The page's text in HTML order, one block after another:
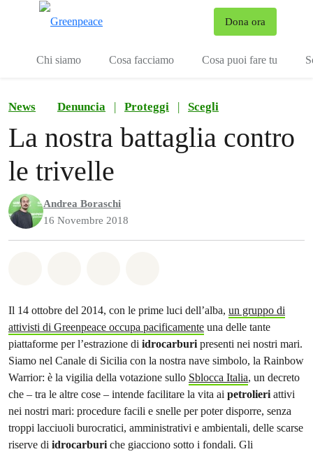
Dona ora
Chi siamo Cosa facciamo Cosa puoi fare tu
News Denuncia | Proteggi | Scegli
La nostra battaglia contro
le trivelle
Andrea Boraschi
16 Novembre 2018
Il 14 ottobre del 2014, con le prime luci dell’alba, un gruppo di
attivisti di Greenpeace occupa pacificamente una delle tante
piattaforme per l’estrazione di idrocarburipresenti nei nostri mari.
Siamo nel Canale di Sicilia con la nostra nave simbolo, la Rainbow
Warrior: è la vigilia della votazione sullo Sblocca Italia, un decreto
che – tra le altre cose – intende facilitare la vita ai petrolieriattivi
nei nostri mari: procedure facili e snelle per poter disporre, senza
troppi lacciuoli burocratici, amministrativi e ambientali, delle scarse
riserve di idrocarburiche giacciono sotto i fondali. Gli